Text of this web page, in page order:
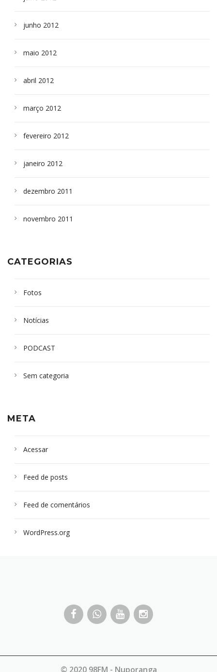
junho 2012
maio 2012
abril 2012
março 2012
fevereiro 2012
janeiro 2012
dezembro 2011
novembro 2011
CATEGORIAS
Fotos
Notícias
PODCAST
Sem categoria
META
Acessar
Feed de posts
Feed de comentários
WordPress.org
© 2020 98FM - Nuporanga